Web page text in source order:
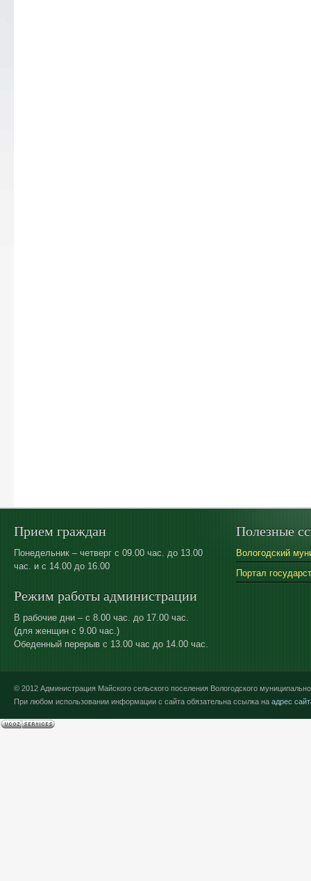
Прием граждан
Понедельник – четверг с 09.00 час. до 13.00
час. и с 14.00 до 16.00
Режим работы администрации
В рабочие дни – с 8.00 час. до 17.00 час.
(для женщин с 9.00 час.)
Обеденный перерыв с 13.00 час до 14.00 час.
Полезные
Вологодский
Портал
© 2012 Администрация Майского сельского поселения Вологодского
При любом использовании информации с сайта обязательна ссылка на адрес